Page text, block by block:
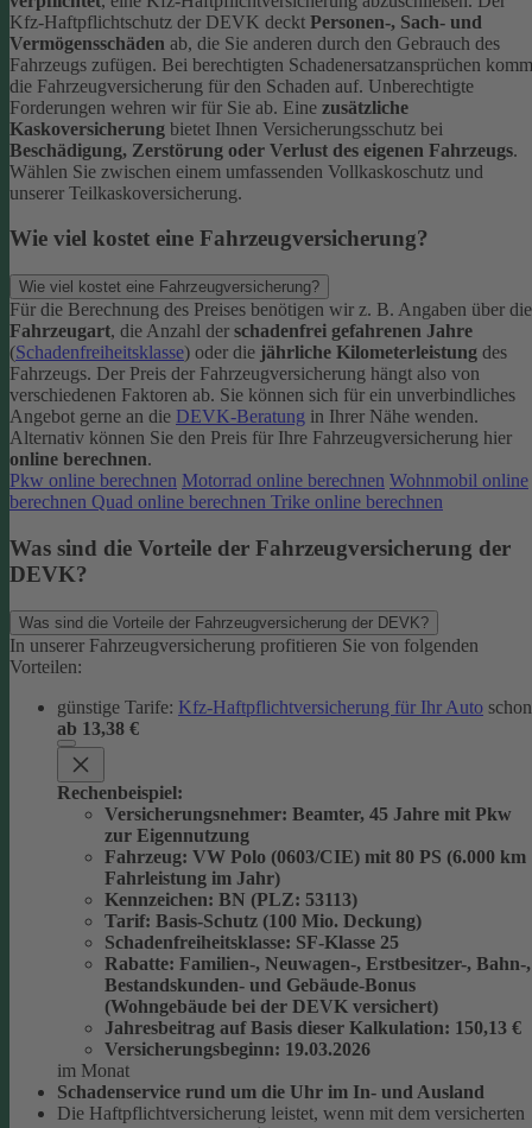
Kfz-Haftpflichtschutz der DEVK deckt Personen-, Sach- und
Vermögensschäden ab, die Sie anderen durch den Gebrauch des
Fahrzeugs zufügen. Bei berechtigten Schadenersatzansprüchen
die Fahrzeugversicherung für den Schaden auf. Unberechtigte
Forderungen wehren wir für Sie ab. Eine zusätzliche
Kaskoversicherung bietet Ihnen Versicherungsschutz bei
Beschädigung, Zerstörung oder Verlust des eigenen Fahrzeugs.
Wählen Sie zwischen einem umfassenden Vollkaskoschutz und
unserer Teilkaskoversicherung.
Wie viel kostet eine Fahrzeugversicherung?
Wie viel kostet eine Fahrzeugversicherung?
Für die Berechnung des Preises benötigen wir z. B. Angaben über die
Fahrzeugart, die Anzahl der schadenfrei gefahrenen Jahre
(Schadenfreiheitsklasse) oder die jährliche Kilometerleistung des
Fahrzeugs. Der Preis der Fahrzeugversicherung hängt also von
verschiedenen Faktoren ab. Sie können sich für ein unverbindliches
Angebot gerne an die DEVK-Beratung in Ihrer Nähe wenden.
Alternativ können Sie den Preis für Ihre Fahrzeugversicherung hier
online berechnen.
Pkw online berechnen Motorrad online berechnen Wohnmobil online
berechnen Quad online berechnen Trike online berechnen
Was sind die Vorteile der Fahrzeugversicherung der
DEVK?
Was sind die Vorteile der Fahrzeugversicherung der DEVK?
In unserer Fahrzeugversicherung profitieren Sie von folgenden
Vorteilen:
günstige Tarife: Kfz-Haftpflichtversicherung für Ihr Auto schon
ab 13,38 €
Rechenbeispiel:
Versicherungsnehmer: Beamter, 45 Jahre mit Pkw
zur Eigennutzung
Fahrzeug: VW Polo (0603/CIE) mit 80 PS (6.000 km
Fahrleistung im Jahr)
Kennzeichen: BN (PLZ: 53113)
Tarif: Basis-Schutz (100 Mio. Deckung)
Schadenfreiheitsklasse: SF-Klasse 25
Rabatte: Familien-, Neuwagen-, Erstbesitzer-, Bahn-,
Bestandskunden- und Gebäude-Bonus
(Wohngebäude bei der DEVK versichert)
Jahresbeitrag auf Basis dieser Kalkulation: 150,13 €
Versicherungsbeginn: 19.03.2026
im Monat
Schadenservice rund um die Uhr im In- und Ausland
Die Haftpflichtversicherung leistet, wenn mit dem versicherten